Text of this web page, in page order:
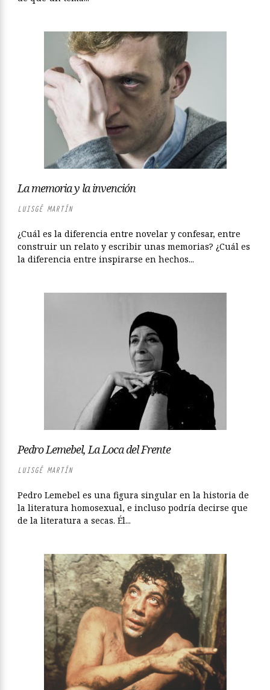
La memoria y la invención
LUISGÉ MARTÍN
¿Cuál es la diferencia entre novelar y confesar, entre
construir un relato y escribir unas memorias? ¿Cuál es
la diferencia entre inspirarse en hechos...
Pedro Lemebel, La Loca del Frente
LUISGÉ MARTÍN
Pedro Lemebel es una figura singular en la historia de
la literatura homosexual, e incluso podría decirse que
de la literatura a secas. Él...